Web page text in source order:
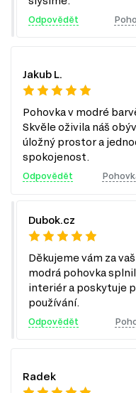
poškození od domácích
koček a psů.
Výhodou této tkaniny
Odpovědět
Jakub L.
Pohovka v modré
Skvěle oživila náš
úložný prostor a
spokojenost.
Odpovědět
Dubok.cz
Děkujeme vám za
modrá pohovka
interiér a poskytuje
používání.
Odpovědět
Radek